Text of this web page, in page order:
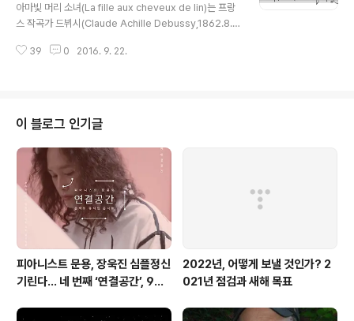
아마빛 머리 소녀(La fille aux cheveux de lin)는 프랑
스 작곡가 드뷔시(Claude Achille Debussy,1862.8.2
910년 즈음 작곡되었습니다. 짧은 소품에 불과합니다만,
스카(Tekla Bądarzewska-Baranowska)의'소녀의
기도(Modlitwa dziewicy)'와 같은 유명한 곡들이 수록
되어 있었습니다. 1992년 가을, 학교를 마치고 돌아와 '피
아노 소품집'을 듣기 시작했습니다. '멍때리며' 무심결에 음
악을 듣던 저..
39 0 2016. 9. 22.
이 블로그 인기글
피아니스트 문용, 장욱진 심플정신
기린다… 네 번째 ‘연결공간’, 9월
2022년, 어떻게 보낼 것인가? 2
021년 점검과 새해 목표